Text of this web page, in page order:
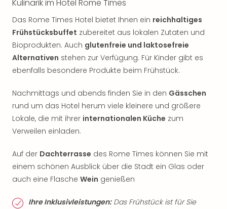
Kulinarik im Hotel Rome Times
Das Rome Times Hotel bietet Ihnen ein reichhaltiges
Frühstücksbuffet zubereitet aus lokalen Zutaten und
Bioprodukten. Auch glutenfreie und laktosefreie
Alternativen stehen zur Verfügung. Für Kinder gibt es
ebenfalls besondere Produkte beim Frühstück.
Nachmittags und abends finden Sie in den Gässchen
rund um das Hotel herum viele kleinere und größere
Lokale, die mit ihrer internationalen Küche zum
Verweilen einladen.
Auf der Dachterrasse des Rome Times können Sie mit
einem schönen Ausblick über die Stadt ein Glas oder
auch eine Flasche Wein genießen
Ihre Inklusivleistungen:Das Frühstück ist für Sie